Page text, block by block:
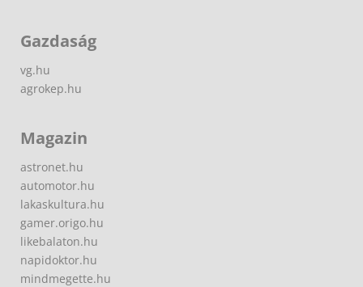
Gazdaság
vg.hu
agrokep.hu
Magazin
astronet.hu
automotor.hu
lakaskultura.hu
gamer.origo.hu
likebalaton.hu
napidoktor.hu
mindmegette.hu